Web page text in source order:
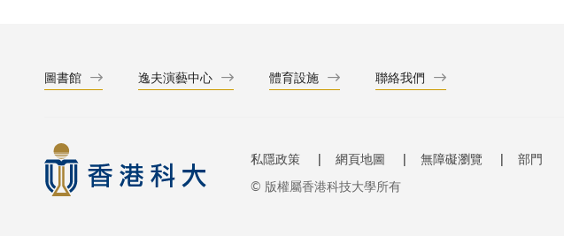
圖書館 逸夫演藝中心 體育設施 聯絡我們
私隱政策 網頁地圖 無障礙瀏覽
部門
© 版權屬香港科技大學所有